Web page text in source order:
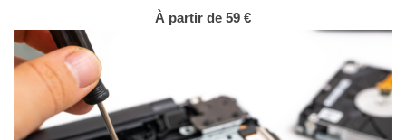
À partir de 59 €